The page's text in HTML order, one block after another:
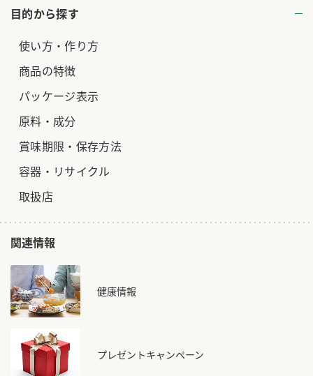
目的から探す
使い方・作り方
商品の特徴
パッケージ表示
原料・成分
賞味期限・保存方法
容器・リサイクル
取扱店
関連情報
健康情報
プレゼントキャンペーン